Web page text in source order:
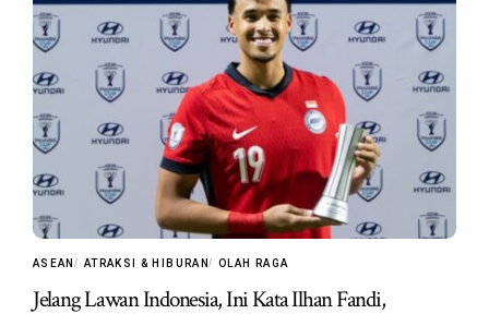
ASEAN ATRAKSI & HIBURAN OLAH RAGA
Jelang Lawan Indonesia, Ini Kata Ilhan Fandi,